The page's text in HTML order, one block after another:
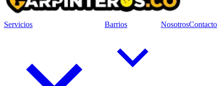
Servicios Barrios NosotrosContacto